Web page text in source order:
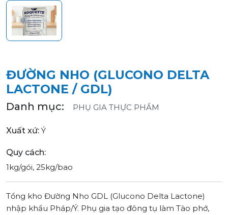
ĐƯỜNG NHO (GLUCONO DELTA
LACTONE / GDL)
Danh mục: PHỤ GIA THỰC PHẨM
Xuất xứ: Ý
Quy cách:
1kg/gói, 25kg/bao
Tổng kho Đường Nho GDL (Glucono Delta Lactone)
nhập khẩu Pháp/Ý. Phụ gia tạo đông tụ làm Tào phớ,